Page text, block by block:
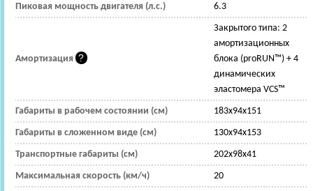
Пиковая мощность двигателя (л.с.) 6.3
Амортизация
Закрытого типа: 2
амортизационных
блока (proRUN™) + 4
динамических
эластомера VCS™
Габариты в рабочем состоянии (см) 183x94x151
Габариты в сложенном виде (см) 130x94x153
Транспортные габариты (см) 202x98x41
Максимальная скорость (км/ч) 20